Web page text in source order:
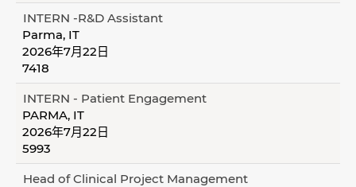
INTERN -R&D Assistant
Parma, IT
2026年7月22日
7418
INTERN - Patient Engagement
PARMA, IT
2026年7月22日
5993
Head of Clinical Project Management